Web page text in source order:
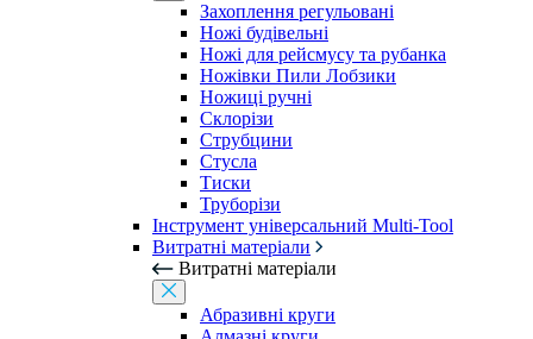
Захоплення регульовані
Ножі будівельні
Ножі для рейсмусу та рубанка
Ножівки Пили Лобзики
Ножиці ручні
Склорізи
Струбцини
Стусла
Тиски
Труборізи
Інструмент універсальний Multi-Tool
Витратні матеріали
Витратні матеріали
Абразивні круги